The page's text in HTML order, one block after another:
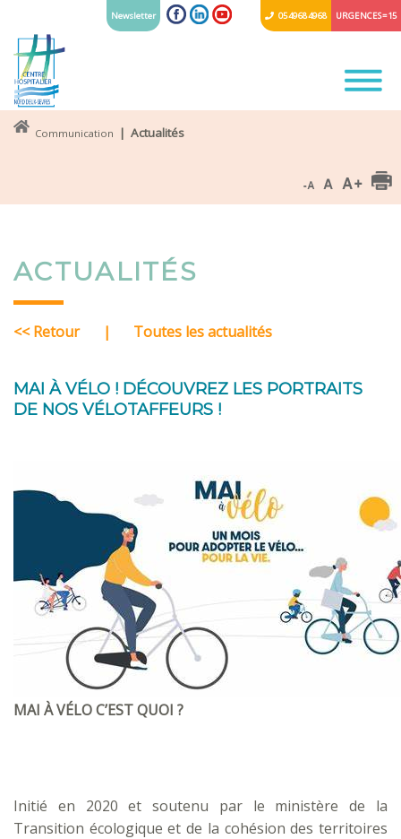
URGENCES = 15
05 49 68 49 68
Newsletter
Communication | Actualités
ACTUALITÉS
<< Retour | Toutes les actualités
MAI À VÉLO ! DÉCOUVREZ LES PORTRAITS
DE NOS VÉLOTAFFEURS !
MAI À VÉLO C’EST QUOI ?
Initié en 2020 et soutenu par le ministère de la
Transition écologique et de la cohésion des territoires